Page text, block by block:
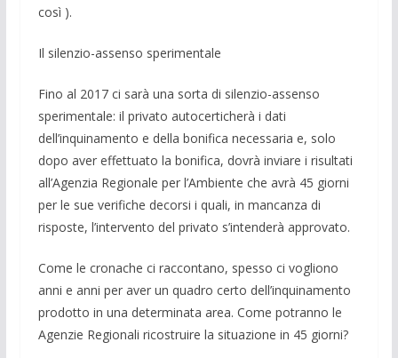
così ).
Il silenzio-assenso sperimentale
Fino al 2017 ci sarà una sorta di silen­zio-assenso
sperimentale: il privato auto­certicherà i dati
dell’inquinamento e della bonifica necessaria e, solo
dopo aver ef­fettuato la bonifica, dovrà inviare i risulta­ti
all’Agenzia Regionale per l’Ambiente che avrà 45 giorni
per le sue verifiche de­corsi i quali, in mancanza di
risposte, l’intervento del privato s’intenderà appro­vato.
Come le cronache ci raccontano, spesso ci vogliono
anni e anni per aver un quadro certo dell’inquinamento
prodotto in una determinata area. Come potranno le
Agen­zie Regionali ricostruire la situazione in 45 giorni?